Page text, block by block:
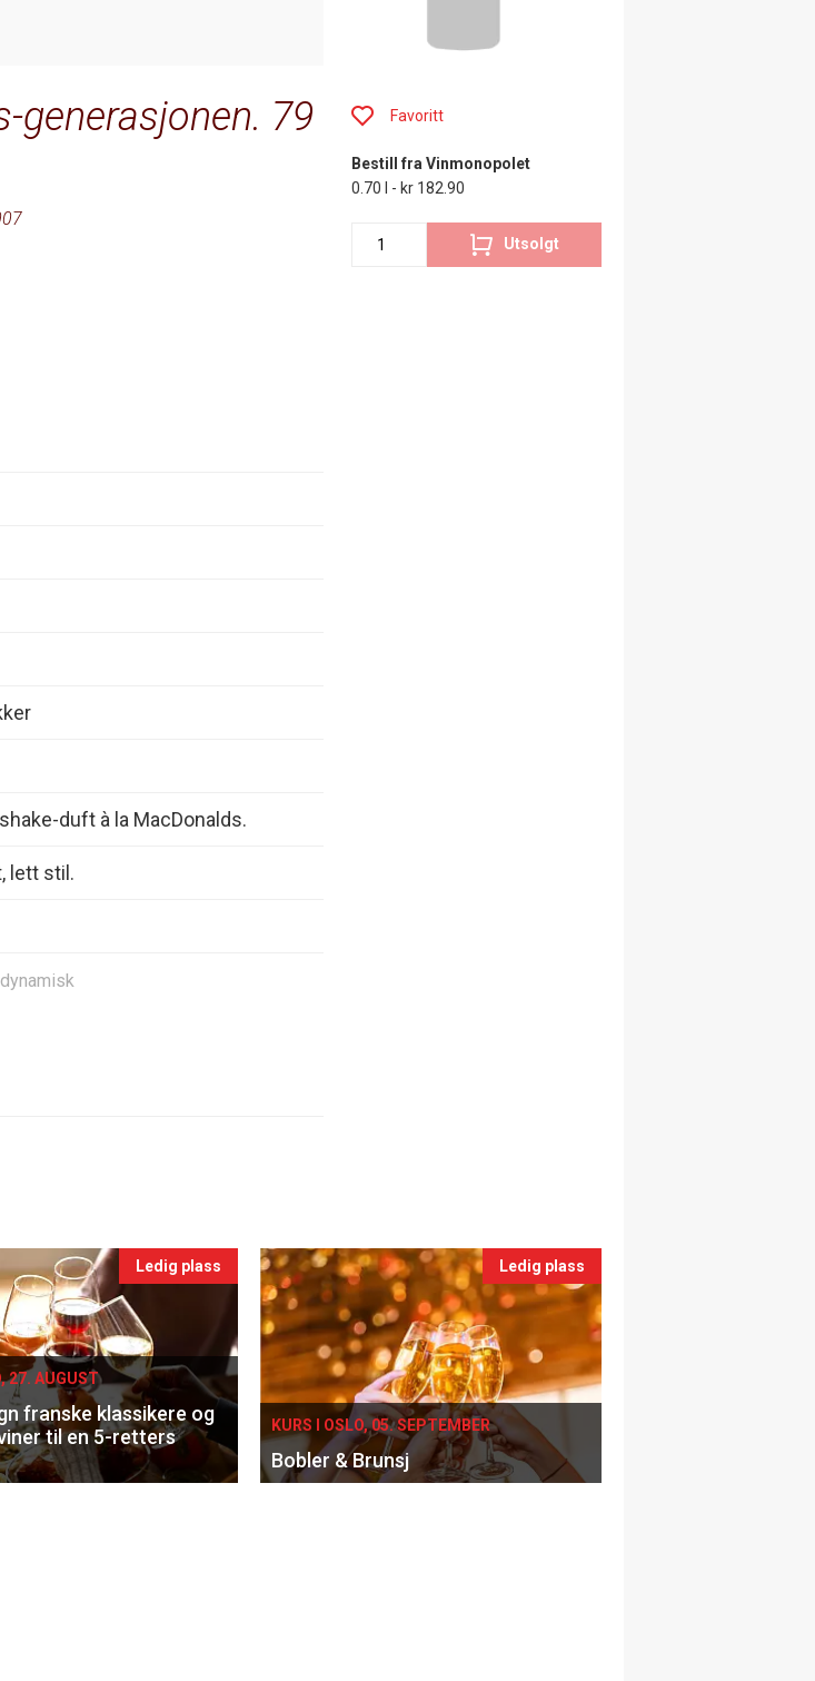
generasjonen. 79
duft à la MacDonalds.
lett stil.
Favoritt
Bestill fra Vinmonopolet
0.70 l - kr 182.90
Utsolgt
Ledig plass
27. AUGUST
franske klassikere og
til en 5-retters
Ledig plass
KURS I OSLO, 05. SEPTEMBER
Bobler & Brunsj